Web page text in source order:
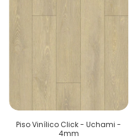
Piso Vinílico Click - Uchami -
4mm